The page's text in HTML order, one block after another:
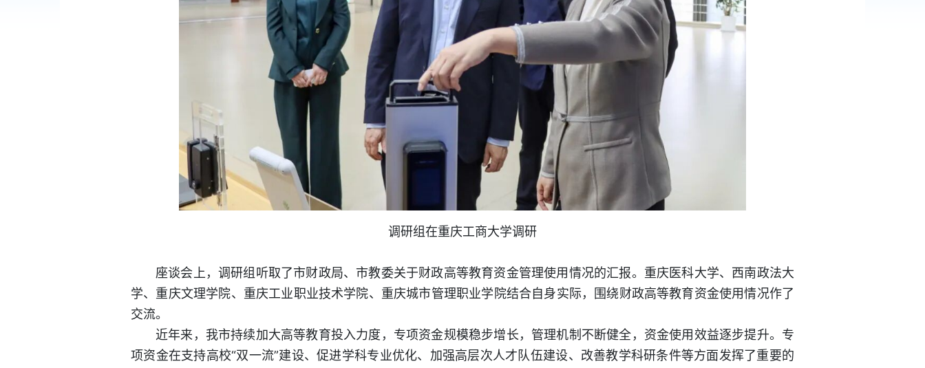
调研组在重庆工商大学调研
座谈会上，调研组听取了市财政局、市教委关于财政高等教育资金管理使用情况的汇报。重庆医科大学、西南政法大
学、重庆文理学院、重庆工业职业技术学院、重庆城市管理职业学院结合自身实际，围绕财政高等教育资金使用情况作了
交流。
近年来，我市持续加大高等教育投入力度，专项资金规模稳步增长，管理机制不断健全，资金使用效益逐步提升。专
项资金在支持高校“双一流”建设、促进学科专业优化、加强高层次人才队伍建设、改善教学科研条件等方面发挥了重要的